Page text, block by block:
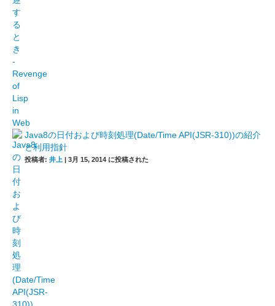
Java8の日付および時刻処理(Date/Time API(JSR-310))の紹介
と利用指針
投稿者: 井上 3月 15, 2014 に投稿された